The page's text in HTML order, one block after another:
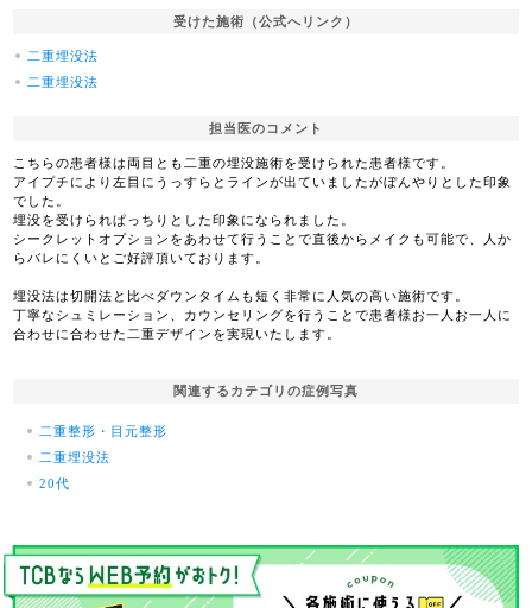
受けた施術（公式へリンク）
二重埋没法
二重埋没法
担当医のコメント
こちらの患者様は両目とも二重の埋没施術を受けられた患者様です。
アイプチにより左目にうっすらとラインが出ていましたがぼんやりとした印象
でした。
埋没を受けられぱっちりとした印象になられました。
シークレットオプションをあわせて行うことで直後からメイクも可能で、人か
らバレにくいとご好評頂いております。
埋没法は切開法と比べダウンタイムも短く非常に人気の高い施術です。
丁寧なシュミレーション、カウンセリングを行うことで患者様お一人お一人に
合わせに合わせた二重デザインを実現いたします。
関連するカテゴリの症例写真
二重整形・目元整形
二重埋没法
20代